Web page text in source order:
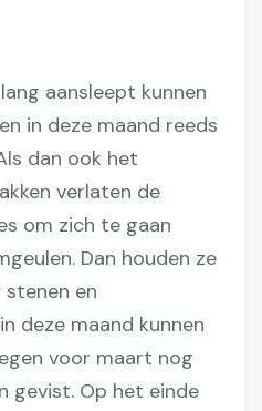
aansleept kunnen
in deze maand reeds
dan ook het
verlaten de
om zich te gaan
Dan houden ze
en
deze maand kunnen
voor maart nog
gevist. Op het einde